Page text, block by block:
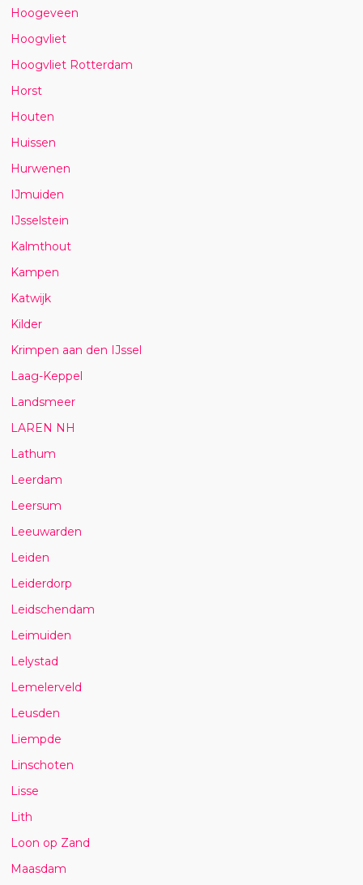
Hoogeveen
Hoogvliet
Hoogvliet Rotterdam
Horst
Houten
Huissen
Hurwenen
IJmuiden
IJsselstein
Kalmthout
Kampen
Katwijk
Kilder
Krimpen aan den IJssel
Laag-Keppel
Landsmeer
LAREN NH
Lathum
Leerdam
Leersum
Leeuwarden
Leiden
Leiderdorp
Leidschendam
Leimuiden
Lelystad
Lemelerveld
Leusden
Liempde
Linschoten
Lisse
Lith
Loon op Zand
Maasdam